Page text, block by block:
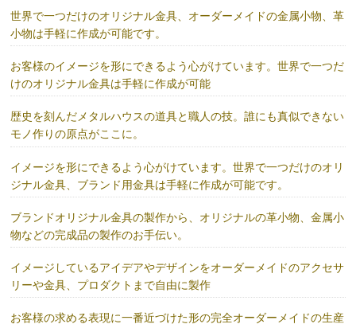
世界で一つだけのオリジナル金具、オーダーメイドの金属小物、革
小物は手軽に作成が可能です。
お客様のイメージを形にできるよう心がけています。世界で一つだ
けのオリジナル金具は手軽に作成が可能
歴史を刻んだメタルハウスの道具と職人の技。誰にも真似できない
モノ作りの原点がここに。
イメージを形にできるよう心がけています。世界で一つだけのオリ
ジナル金具、ブランド用金具は手軽に作成が可能です。
ブランドオリジナル金具の製作から、オリジナルの革小物、金属小
物などの完成品の製作のお手伝い。
イメージしているアイデアやデザインをオーダーメイドのアクセサ
リーや金具、プロダクトまで自由に製作
お客様の求める表現に一番近づけた形の完全オーダーメイドの生産